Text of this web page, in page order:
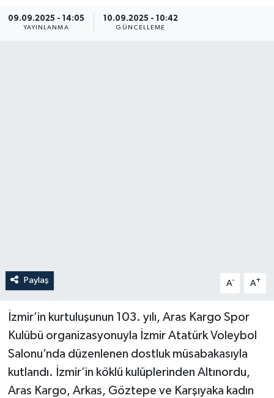
09.09.2025 - 14:05
YAYINLANMA
10.09.2025 - 10:42
GÜNCELLEME
Paylaş A- A+
İzmir’in kurtuluşunun 103. yılı, Aras Kargo Spor
Kulübü organizasyonuyla İzmir Atatürk Voleybol
Salonu’nda düzenlenen dostluk müsabakasıyla
kutlandı. İzmir’in köklü kulüplerinden Altınordu,
Aras Kargo, Arkas, Göztepe ve Karşıyaka kadın
YAŞAM